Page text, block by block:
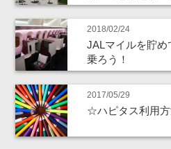
2018/02/24
JALマイルを貯め
乗ろう！
2017/05/29
☆ハピタス利用